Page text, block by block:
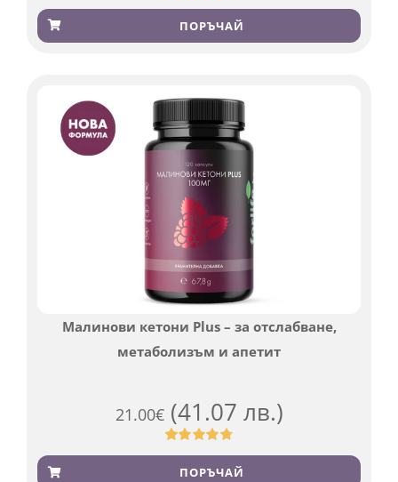
Оценен
4.79 от 5,
базирано
185
ПОРЪЧАЙ
Малинови кетони Plus – за отслабване,
метаболизъм и апетит
21.00€ (41.07 лв.)
Оценен
4.76 от 5,
819
ПОРЪЧАЙ